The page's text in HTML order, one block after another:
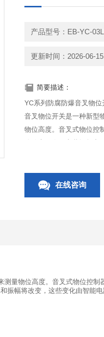
产品型号：EB-YC-
更新时间：2026-06-15
简要描述：
YC系列防腐防爆音叉物
音叉物位开关是一种新型
物位高度。音叉式物位控
体使音叉在一定共振频率
在线咨询
量物位高度。音叉式物位控
幅将改变，这些变化由智能